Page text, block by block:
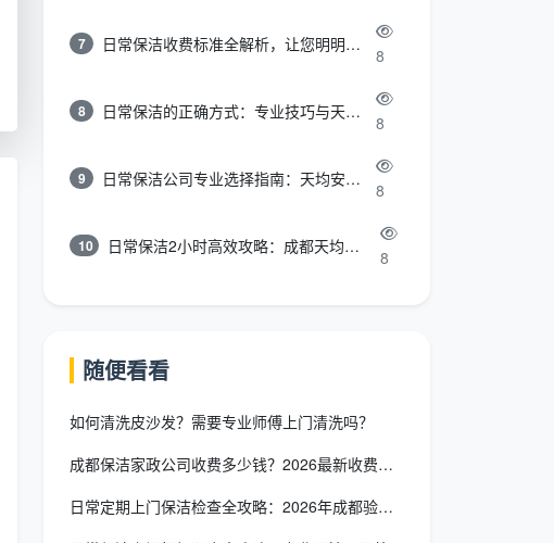
7 日常保洁收费标准全解析，让您明明白白消费
8
8 日常保洁的正确方式：专业技巧与天均安洁保洁服务全解析
8
9 日常保洁公司专业选择指南：天均安洁保洁服务全解析
8
10 日常保洁2小时高效攻略：成都天均安洁保洁专业时间管理方案
8
随便看看
如何清洗皮沙发？需要专业师傅上门清洗吗？
成都保洁家政公司收费多少钱？2026最新收费标准全拆解
日常定期上门保洁检查全攻略：2026年成都验收指南，别再为“